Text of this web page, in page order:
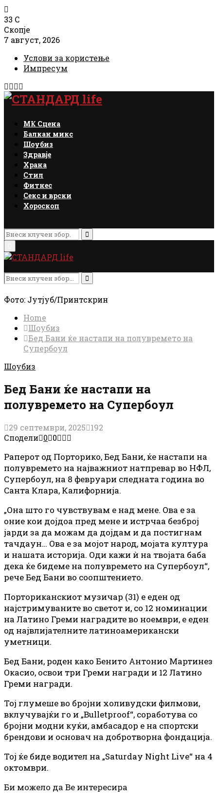
33 C
Скопје
7 август, 2026
Услови за користење
Импресум
Facebook
Instagram
Email
МК Сцена
Балкан микс
Шоубиз
Здравје
Храна
Стил
Фитнес
Секс и врски
Хороскоп
Search
for:
Search
Menu
Search
for:
Search
Фото: Јутјуб/Принтскрин
Home
Шоубиз
Бед Бани ќе настапи на полувремето на
Супербоул
Шоубиз
Бед Бани ќе настапи на
полувремето на Супербоул
29 септември, 2025 192
Сподели 0 0
Рaперот од Порторико, Бед Бани, ќе настапи на
полувремето на најважниот натпревар во НФЛ,
Супербоул, на 8 февруари следната година во
Санта Клара, Калифорнија.
„Она што го чувствувам е над мене. Ова е за
оние кои дојдоа пред мене и истрчаа безброј
јарди за да можам да дојдам и да постигнам
тачдаун… Ова е за мојот народ, мојата култура
и нашата историја. Оди кажи ѝ на твојата баба
дека ќе бидеме на полувремето на Супербоул“,
рече Бед Бани во соопштението.
Порториканскиот музичар (31) е еден од
најстримуваните во светот и, со 12 номинации
на Латино Греми наградите во ноември, е еден
од највлијателните латиноамерикански
уметници.
Бед Бани, роден како Бенито Антонио Мартинез
Окасио, освои три Греми награди и 12 Латино
Греми награди.
Тој глумеше во бројни холивудски филмови,
вклучувајќи го и „Bulletproof“, соработува со
бројни модни куќи, амбасадор е на спортски
брендови и основач на добротворна фондација.
Тој ќе биде водител на „Saturday Night Live“ на 4
октомври.
Би можело да Ве интересира